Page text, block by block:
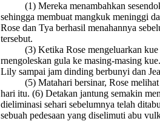
(1) Mereka menambahkan sesendok
sehingga membuat mangkuk meninggi
Rose dan Tya berhasil menahannya
tersebut.
(3) Ketika Rose mengeluarkan kue
rnengoleskan gula ke masing-masing
Lily sampai jam dinding berbunyi dan
(5) Matahari bersinar, Rose melihat
hari itu. (6) Detakan jantung semakin
dieliminasi sehari sebelumnya telah
sebuah pedesaan yang diselimuti abu